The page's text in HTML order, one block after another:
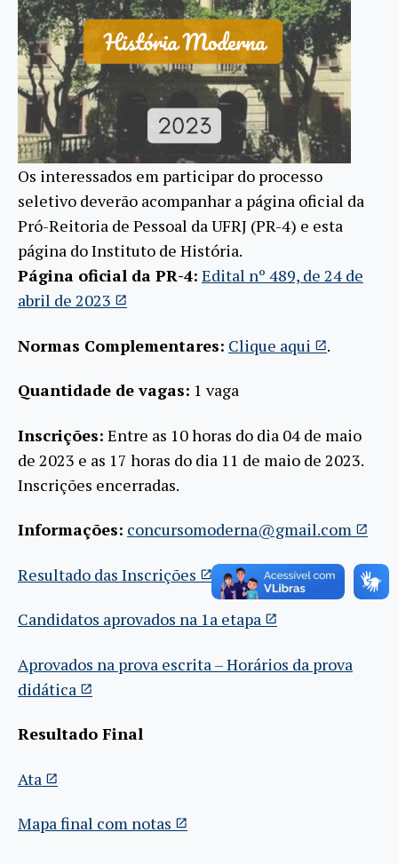
Os interessados em participar do processo
seletivo deverão acompanhar a página oficial da
Pró-Reitoria de Pessoal da UFRJ (PR-4) e esta
página do Instituto de História.
Página oficial da PR-4: Edital nº 489, de 24 de
abril de 2023
Normas Complementares: Clique aqui .
Quantidade de vagas: 1 vaga
Inscrições: Entre as 10 horas do dia 04 de maio
de 2023 e as 17 horas do dia 11 de maio de 2023.
Inscrições encerradas.
Informações: concursomoderna@gmail.com
Resultado das Inscrições
Candidatos aprovados na 1a etapa
Aprovados na prova escrita – Horários da prova
didática
Resultado Final
Ata
Mapa final com notas